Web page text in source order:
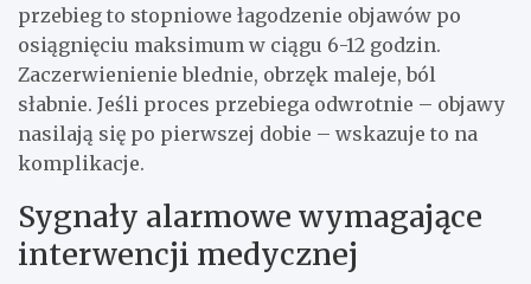
przebieg to stopniowe łagodzenie objawów po
osiągnięciu maksimum w ciągu 6-12 godzin.
Zaczerwienienie blednie, obrzęk maleje, ból
słabnie. Jeśli proces przebiega odwrotnie – objawy
nasilają się po pierwszej dobie – wskazuje to na
komplikacje.
Sygnały alarmowe wymagające
interwencji medycznej